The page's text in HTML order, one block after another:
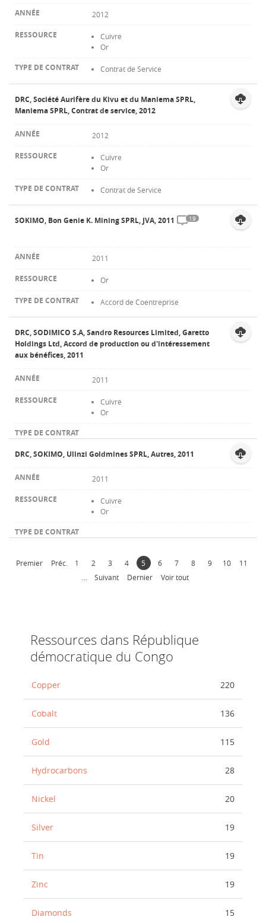
2012
Cuivre
Or
Contrat de Service
DRC, Société Aurifère du Kivu et du Maniema SPRL,
Maniema SPRL, Contrat de service, 2012
2012
Cuivre
Or
Contrat de Service
SOKIMO, Bon Genie K. Mining SPRL, JVA, 2011 19
2011
Or
Accord de Coentreprise
DRC, SODIMICO S.A, Sandro Resources Limited, Garetto
Holdings Ltd, Accord de production ou d'intéressement
aux bénéfices, 2011
2011
Cuivre
Or
DRC, SOKIMO, Ulinzi Goldmines SPRL, Autres, 2011
2011
Cuivre
Or
Premier Préc. 1 2 3 4 5 6 7 8 9 10
11
Suivant Dernier Voir tout
Ressources dans République
démocratique du Congo
Copper 220
Cobalt 136
Gold 115
Hydrocarbons 28
Nickel 20
Silver 19
Tin 19
Zinc 19
Diamonds 15